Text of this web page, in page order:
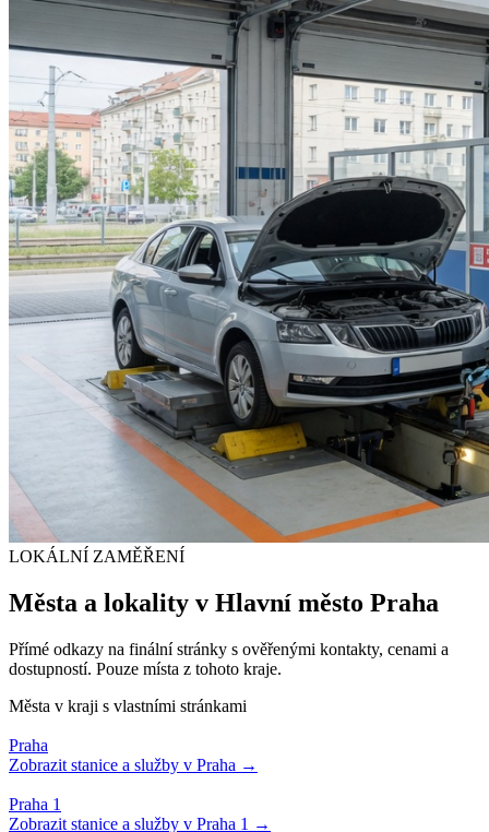
LOKÁLNÍ ZAMĚŘENÍ
Města a lokality v Hlavní město Praha
Přímé odkazy na finální stránky s ověřenými kontakty, cenami a
dostupností. Pouze místa z tohoto kraje.
Města v kraji s vlastními stránkami